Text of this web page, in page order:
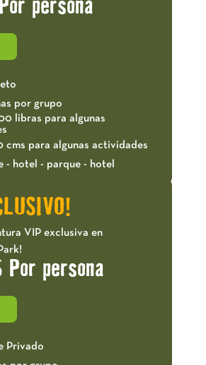
persona
por grupo
libras para algunas
cms para algunas actividades
- hotel - parque - hotel
VIP exclusiva en
Por persona
Privado